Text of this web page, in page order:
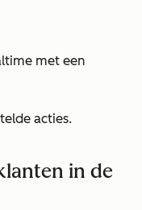
met een
acties.
in de